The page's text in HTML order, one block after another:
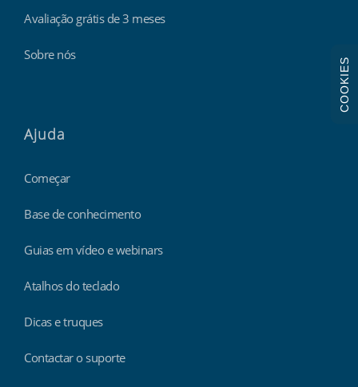
Avaliação grátis de 3 meses
Sobre nós
Ajuda
Começar
Base de conhecimento
Guias em vídeo e webinars
Atalhos do teclado
Dicas e truques
Contactar o suporte
COOKIES